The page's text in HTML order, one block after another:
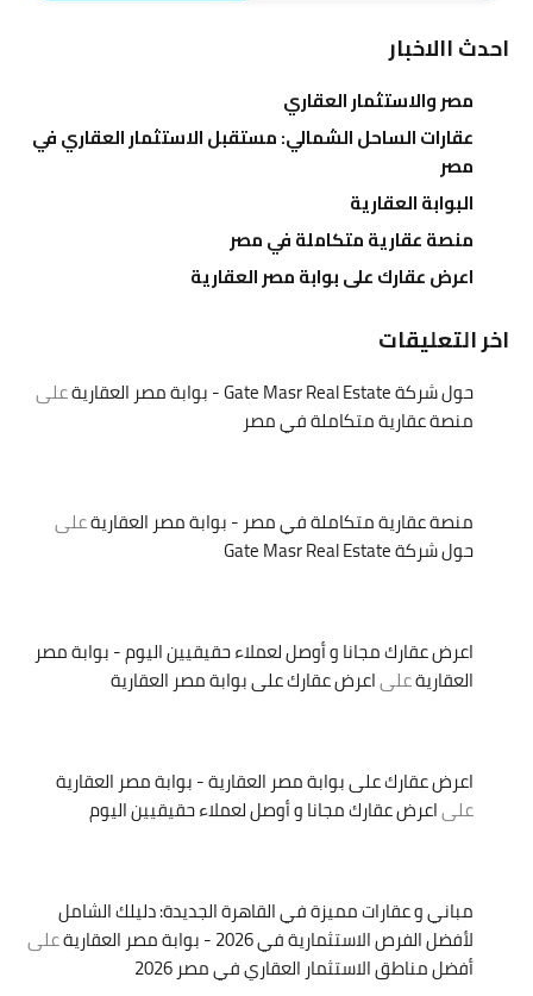
احدث االاخبار
مصر والاستثمار العقاري
عقارات الساحل الشمالي: مستقبل الاستثمار العقاري في
مصر
البوابة العقارية
منصة عقارية متكاملة في مصر
اعرض عقارك على بوابة مصر العقارية
اخر التعليقات
حول شركة Gate Masr Real Estate - بوابة مصر العقارية
على
منصة عقارية متكاملة في مصر
منصة عقارية متكاملة في مصر - بوابة مصر العقاريةعلى
حول شركة Gate Masr Real Estate
اعرض عقارك مجانا و أوصل لعملاء حقيقيين اليوم - بوابة مصر
العقاريةعلىاعرض عقارك على بوابة مصر العقارية
اعرض عقارك على بوابة مصر العقارية - بوابة مصر العقارية
علىاعرض عقارك مجانا و أوصل لعملاء حقيقيين اليوم
مباني و عقارات مميزة في القاهرة الجديدة: دليلك الشامل
لأفضل الفرص الاستثمارية في 2026 - بوابة مصر العقارية
على
أفضل مناطق الاستثمار العقاري في مصر 2026